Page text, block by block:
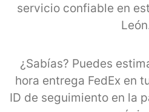
servicio confiable en
¿Sabías? Puedes
hora entrega FedEx en
ID de seguimiento en la